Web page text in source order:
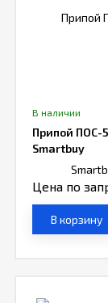
В наличии
Припой ПОС-
Smartbuy
Цена по
В корзину